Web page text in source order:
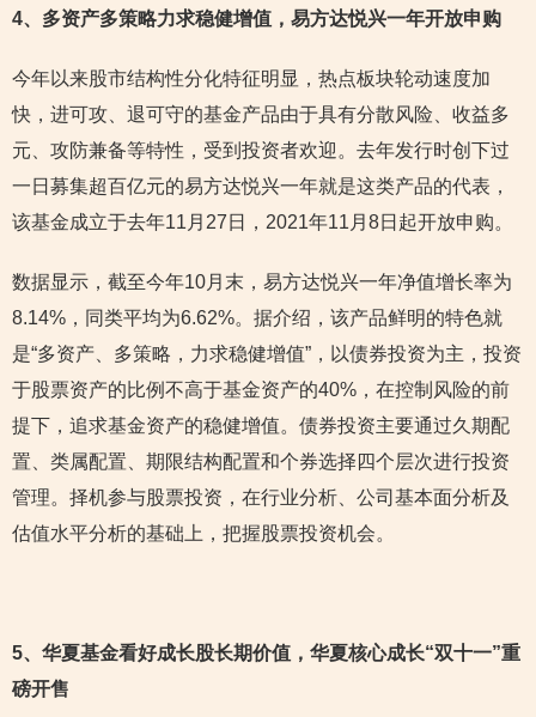
4、多资产多策略力求稳健增值，易方达悦兴一年开放申购
今年以来股市结构性分化特征明显，热点板块轮动速度加
快，进可攻、退可守的基金产品由于具有分散风险、收益多
元、攻防兼备等特性，受到投资者欢迎。去年发行时创下过
一日募集超百亿元的易方达悦兴一年就是这类产品的代表，
该基金成立于去年11月27日，2021年11月8日起开放申购。
数据显示，截至今年10月末，易方达悦兴一年净值增长率为
8.14%，同类平均为6.62%。据介绍，该产品鲜明的特色就
是“多资产、多策略，力求稳健增值”，以债券投资为主，投资
于股票资产的比例不高于基金资产的40%，在控制风险的前
提下，追求基金资产的稳健增值。债券投资主要通过久期配
置、类属配置、期限结构配置和个券选择四个层次进行投资
管理。择机参与股票投资，在行业分析、公司基本面分析及
估值水平分析的基础上，把握股票投资机会。
5、华夏基金看好成长股长期价值，华夏核心成长“双十一”重
磅开售